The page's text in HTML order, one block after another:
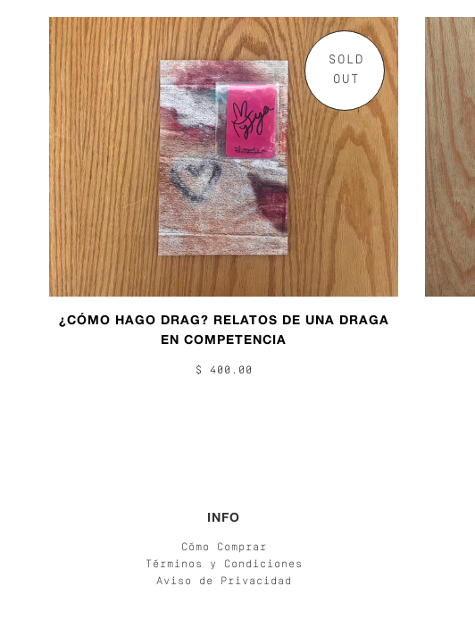
SOLD
OUT
¿CÓMO HAGO DRAG? RELATOS DE UNA DRAGA
EN COMPETENCIA
$ 400.00
INFO
Cómo Comprar
Términos y Condiciones
Aviso de Privacidad